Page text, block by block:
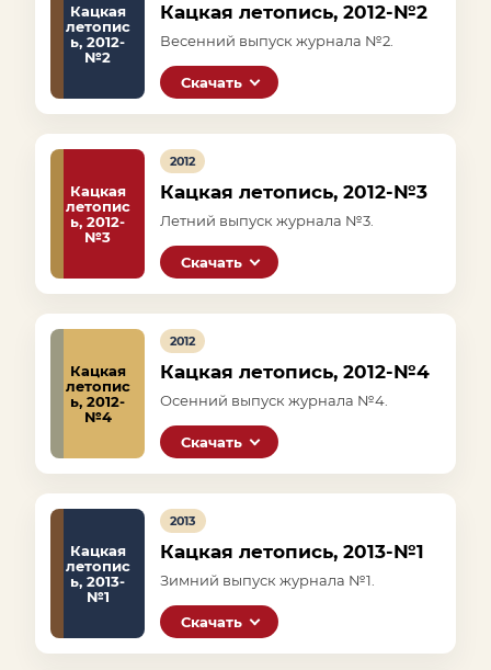
Кацкая
летопис
ь, 2012-
№2
Кацкая летопись, 2012-№2
Весенний выпуск журнала №2.
Скачать
Кацкая
летопис
ь, 2012-
№3
2012
Кацкая летопись, 2012-№3
Летний выпуск журнала №3.
Скачать
Кацкая
летопис
ь, 2012-
№4
2012
Кацкая летопись, 2012-№4
Осенний выпуск журнала №4.
Скачать
Кацкая
летопис
ь, 2013-
№1
2013
Кацкая летопись, 2013-№1
Зимний выпуск журнала №1.
Скачать